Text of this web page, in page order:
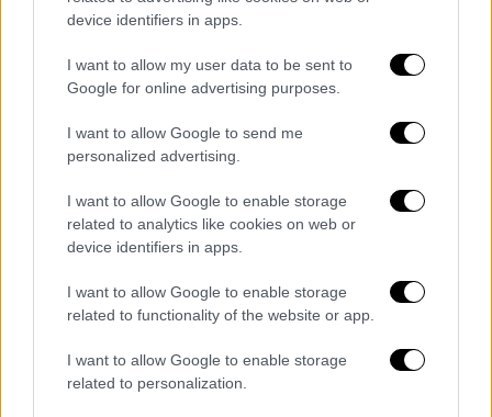
device identifiers in apps.
I want to allow my user data to be sent to
Google for online advertising purposes.
I want to allow Google to send me
personalized advertising.
I want to allow Google to enable storage
related to analytics like cookies on web or
device identifiers in apps.
I want to allow Google to enable storage
related to functionality of the website or app.
I want to allow Google to enable storage
related to personalization.